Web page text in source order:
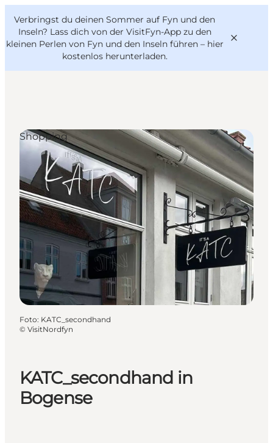
Verbringst du deinen Sommer auf Fyn und den
Inseln? Lass dich von der VisitFyn-App zu den
kleinen Perlen von Fyn und den Inseln führen – hier
kostenlos herunterladen.
Reise Ideen
Outdoor & bike
Essen & trinken
Übernachtung
VisitFyn
Deutsch
KATC_secondhand in
Bogense
Shopping
Foto: KATC_secondhand
© VisitNordfyn